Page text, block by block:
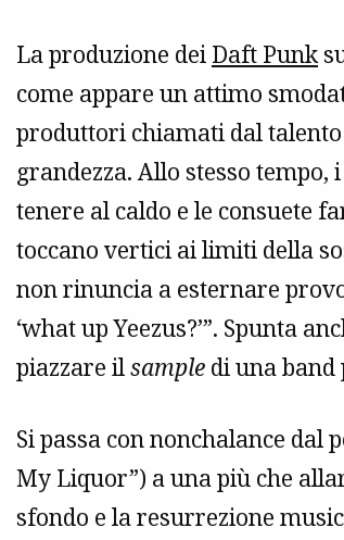
La produzione dei Daft Punk
come appare un attimo
produttori chiamati dal
grandezza. Allo stesso
tenere al caldo e le consuete
toccano vertici ai limiti della
non rinuncia a esternare
‘what up Yeezus?’”. Spunta
piazzare ilsample di una band
Si passa con nonchalance dal
My Liquor”) a una più che
sfondo e la resurrezione